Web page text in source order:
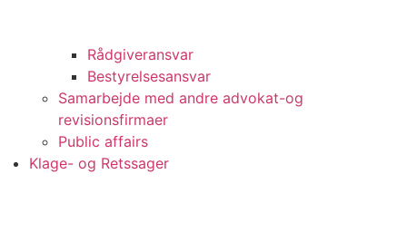
Rådgiveransvar
Bestyrelsesansvar
Samarbejde med andre advokat-og
revisionsfirmaer
Public affairs
Klage- og Retssager